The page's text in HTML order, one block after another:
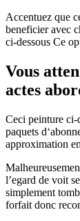
Accentuez que
beneficier avec
ci-dessous Ce
Vous
actes
Ceci peinture ci-
paquets
approximation
l’egard de voit
simplement
forfait donc